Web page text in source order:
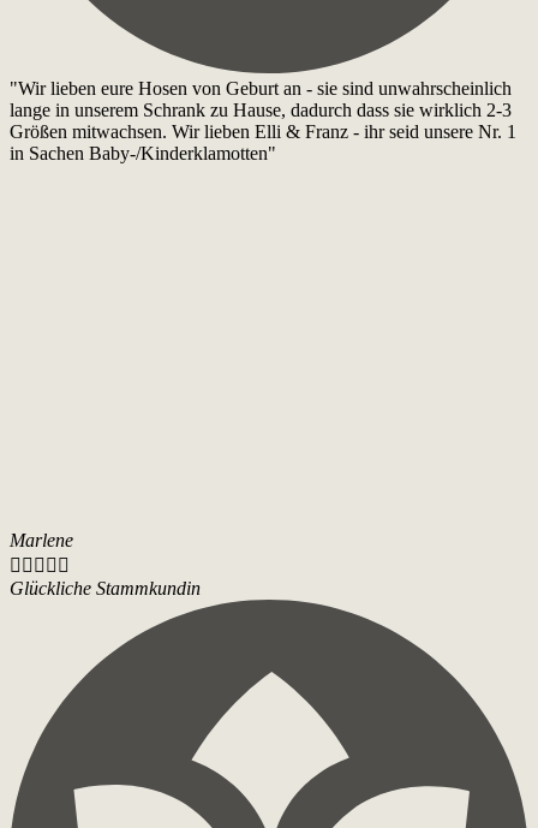
"Wir lieben eure Hosen von Geburt an - sie sind unwahrscheinlich
lange in unserem Schrank zu Hause, dadurch dass sie wirklich 2-3
Größen mitwachsen. Wir lieben Elli & Franz - ihr seid unsere Nr. 1
in Sachen Baby-/Kinderklamotten"
Marlene
    
Glückliche Stammkundin